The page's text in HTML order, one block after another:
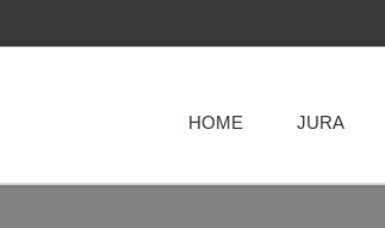
HOME JURA